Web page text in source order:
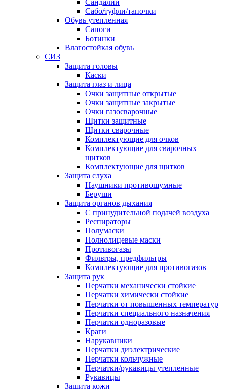
Сандалии
Сабо/туфли/тапочки
Обувь утепленная
Сапоги
Ботинки
Влагостойкая обувь
СИЗ
Защита головы
Каски
Защита глаз и лица
Очки защитные открытые
Очки защитные закрытые
Очки газосварочные
Щитки защитные
Щитки сварочные
Комплектующие для очков
Комплектующие для сварочных
щитков
Комплектующие для щитков
Защита слуха
Наушники противошумные
Беруши
Защита органов дыхания
С принудительной подачей воздуха
Респираторы
Полумаски
Полнолицевые маски
Противогазы
Фильтры, предфильтры
Комплектующие для противогазов
Защита рук
Перчатки механически стойкие
Перчатки химически стойкие
Перчатки от повышенных температур
Перчатки специального назначения
Перчатки одноразовые
Краги
Нарукавники
Перчатки диэлектрические
Перчатки кольчужные
Перчатки/рукавицы утепленные
Рукавицы
Защита кожи